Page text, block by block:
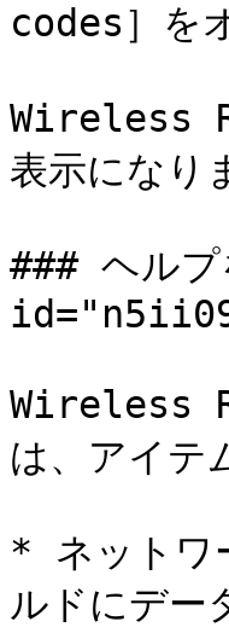
codes］を
Wireless
表示になり
### ヘル
Wireless
は、アイテ
* ネットワ
ルドにデー